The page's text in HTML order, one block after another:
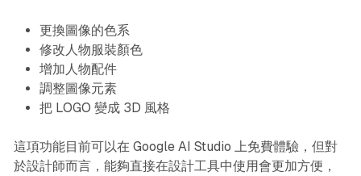
更換圖像的色系
修改人物服裝顏色
增加人物配件
調整圖像元素
把 LOGO 變成 3D 風格
這項功能目前可以在 Google AI Studio 上免費體驗，但對
於設計師而言，能夠直接在設計工具中使用會更加方便，